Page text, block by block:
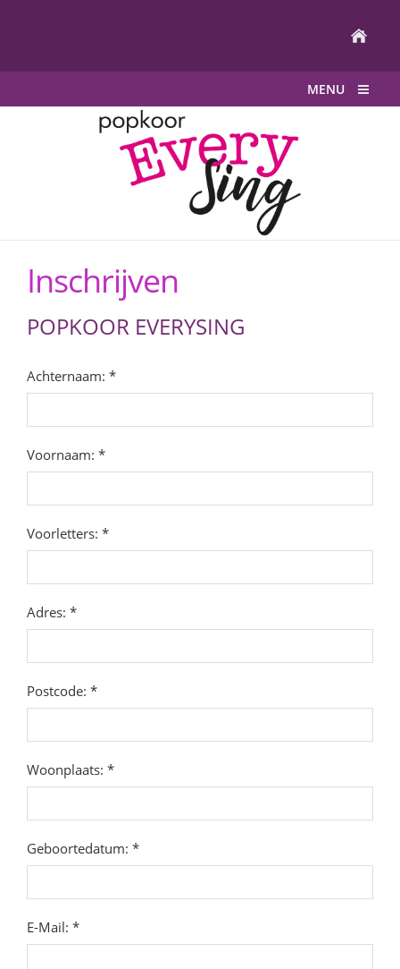
MENU
Inschrijven
POPKOOR EVERYSING
Achternaam: *
Voornaam: *
Voorletters: *
Adres: *
Postcode: *
Woonplaats: *
Geboortedatum: *
E-Mail: *